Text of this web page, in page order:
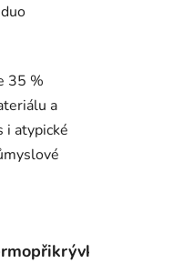
35 %
a
i atypické